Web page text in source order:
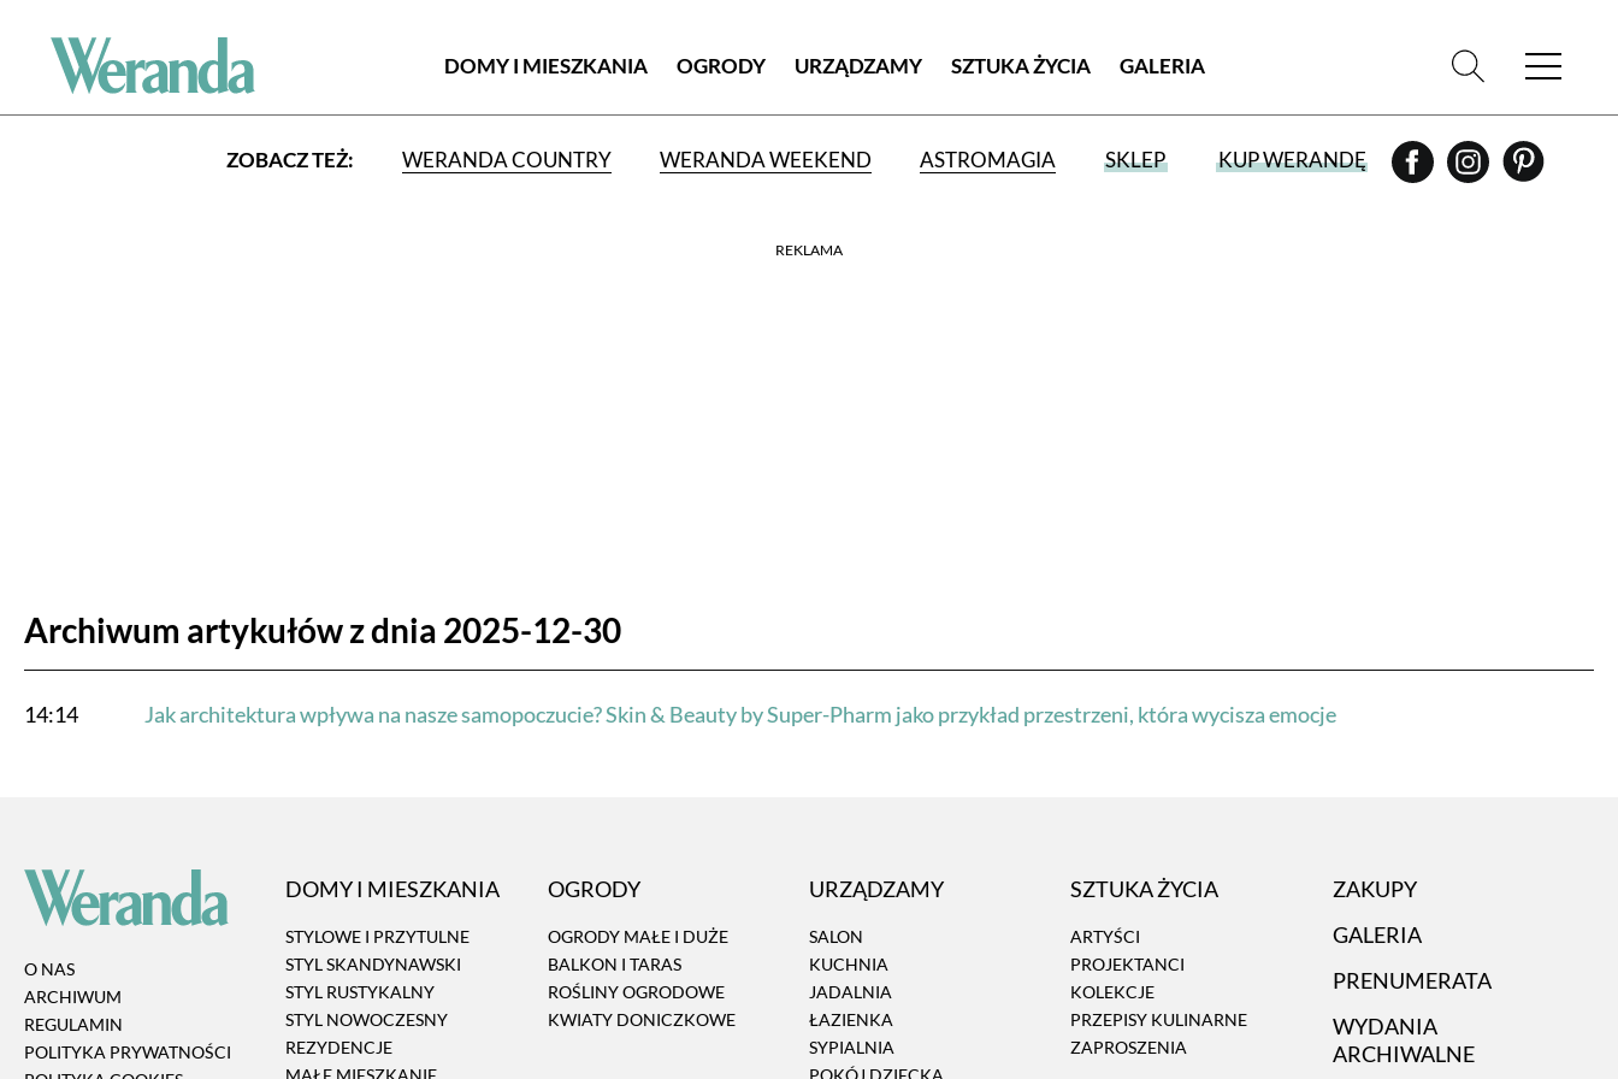
DOMY I MIESZKANIA OGRODY URZĄDZAMY SZTUKA ŻYCIA GALERIA
ZOBACZ TEŻ: WERANDA COUNTRY WERANDA WEEKEND ASTROMAGIA SKLEP KUP WERANDĘ
REKLAMA
Archiwum artykułów z dnia 2025-12-30
14:14 Jak architektura wpływa na nasze samopoczucie? Skin & Beauty by Super-Pharm jako przykład przestrzeni, która wycisza emocje
O NAS
ARCHIWUM
REGULAMIN
POLITYKA PRYWATNOŚCI
DOMY I MIESZKANIA
STYLOWE I PRZYTULNE
STYL SKANDYNAWSKI
STYL RUSTYKALNY
STYL NOWOCZESNY
REZYDENCJE
MAŁE MIESZKANIE
OGRODY
OGRODY MAŁE I DUŻE
BALKON I TARAS
ROŚLINY OGRODOWE
KWIATY DONICZKOWE
URZĄDZAMY
SALON
KUCHNIA
JADALNIA
ŁAZIENKA
SYPIALNIA
POKÓJ DZIECKA
SZTUKA ŻYCIA
ARTYŚCI
PROJEKTANCI
KOLEKCJE
PRZEPISY KULINARNE
ZAPROSZENIA
ZAKUPY
GALERIA
PRENUMERATA
WYDANIA
ARCHIWALNE